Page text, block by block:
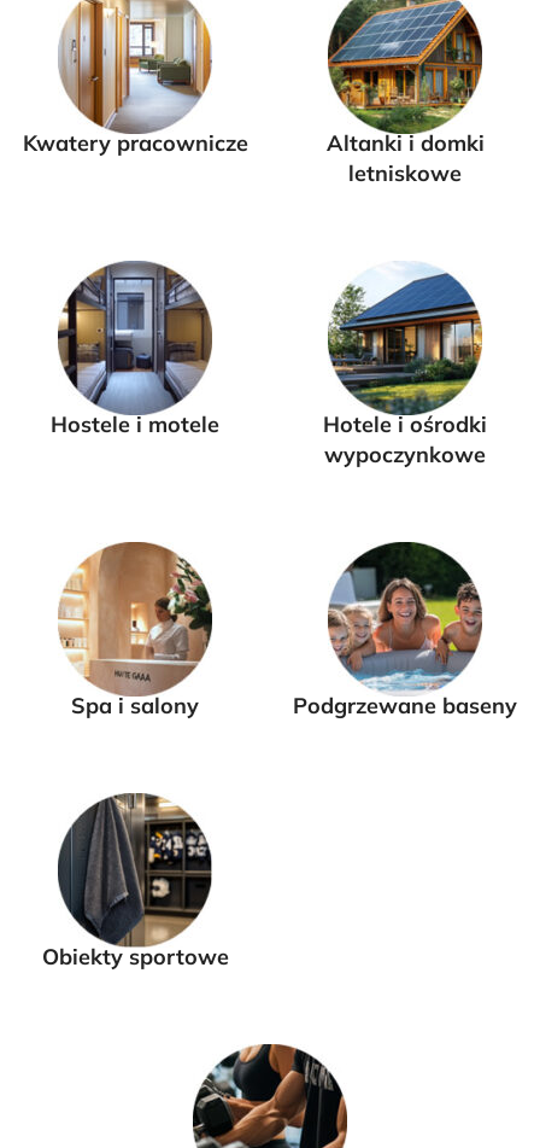
Kwatery pracownicze
Altanki i domki
letniskowe
Hostele i motele
Hotele i ośrodki
wypoczynkowe
Spa i salony Podgrzewane baseny
Obiekty sportowe